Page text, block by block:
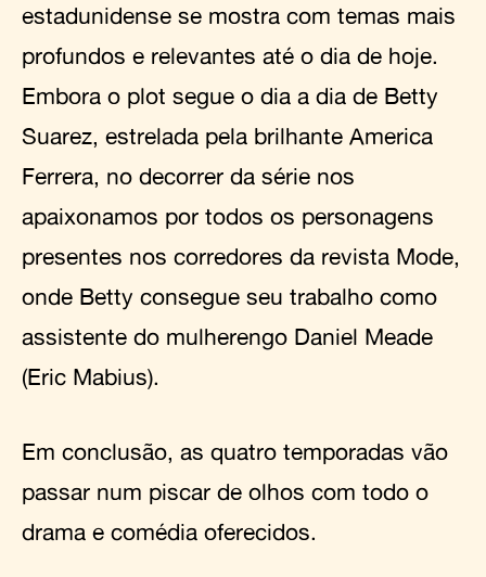
estadunidense se mostra com temas mais
profundos e relevantes até o dia de hoje.
Embora o plot segue o dia a dia de Betty
Suarez, estrelada pela brilhante America
Ferrera, no decorrer da série nos
apaixonamos por todos os personagens
presentes nos corredores da revista Mode,
onde Betty consegue seu trabalho como
assistente do mulherengo Daniel Meade
(Eric Mabius).
Em conclusão, as quatro temporadas vão
passar num piscar de olhos com todo o
drama e comédia oferecidos.